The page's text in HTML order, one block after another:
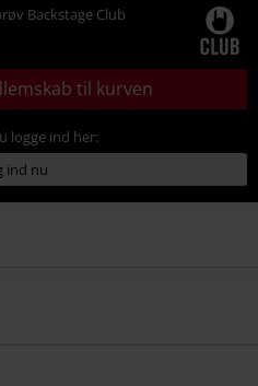
Backstage Club
til kurven
logge ind her:
ind nu